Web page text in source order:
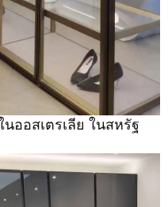
ออสเตรเลีย ในสหรัฐ